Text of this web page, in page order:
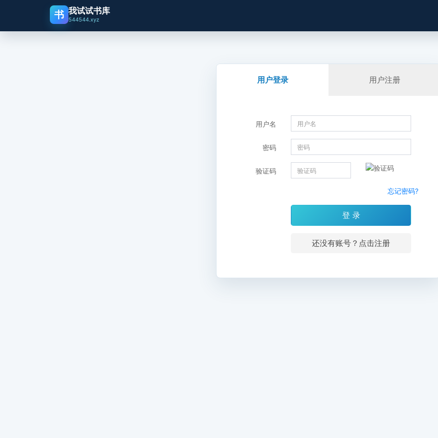
书 我试试书库
544544.xyz
用户登录 用户注册
用户名
密码
验证码
忘记密码?
登 录
还没有账号？点击注册